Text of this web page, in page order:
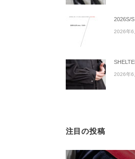
2026S/
2026年6
2026年6
注目の投稿